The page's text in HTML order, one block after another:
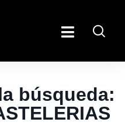
búsqueda: